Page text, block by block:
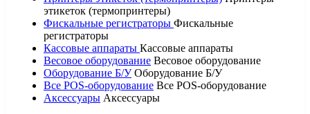
этикеток (термопринтеры)
Фискальные регистраторы Фискальные
регистраторы
Кассовые аппараты Кассовые аппараты
Весовое оборудование Весовое оборудование
Оборудование Б/У Оборудование Б/У
Все POS-оборудование Все POS-оборудование
Аксессуары Аксессуары